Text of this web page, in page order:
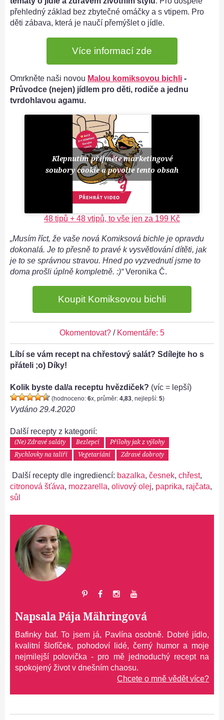
přehledný základ bez zbytečné omáčky a s vtipem. Pro
děti zábava, která je naučí přemýšlet o jídle.
Více informací zde
Omrkněte naši novou Malou komiksovou bichli -
Průvodce (nejen) jídlem pro děti, rodiče a jednu
tvrdohlavou agamu.
Klepnutím přijměte marketingové
soubory cookie a povolte tento obsah
48 tipů + 48 vtipů, to vše jen za 199 Kč
„Musím říct, že vaše nová Komiksová bichle je opravdu
dokonalá. Je to přesně to pravé k vysvětlování dítěti, jak
je to se správnou stravou. Hned po vyzvednutí jsme to
doma prošli úplně kompletně. :)“Veronika Č.
Koupit Komiksovou bichli
Okomentovat? / Komentáře: 5
Líbí se vám recept na chřestový salát? Sdílejte ho s
přáteli ;o) Díky!
Kolik byste dal/a receptu hvězdiček? (víc = lepší)
(hodnoceno: 6x, průměr: 4,83 , nejlepší: 5)
Vydáno 29.4.2020
Další recepty z kategorií:
(Ne) Zdravé saláty
Bezlepci
Přílohy jak z výlohy
Rychlovky na talíři
Vegetariáni Zdravé dobroty
Další recepty dle ingrediencí: bazalka, česnek, chřest,
citronová šťáva, mozzarella, olivový olej, paprika, rajčata,
sůl
NapsalaPája Mähringová
Bafinky baf. To jsem já, Pavlína osobně. Dobré jídlo,
kvalitní šlofíček, pohodoví lidé, černý humor a moje
nejmilejší polovička - pro mě jednoduchý recept na
spokojený život v dnešním chaosu.
Chcete o mně vědět více?